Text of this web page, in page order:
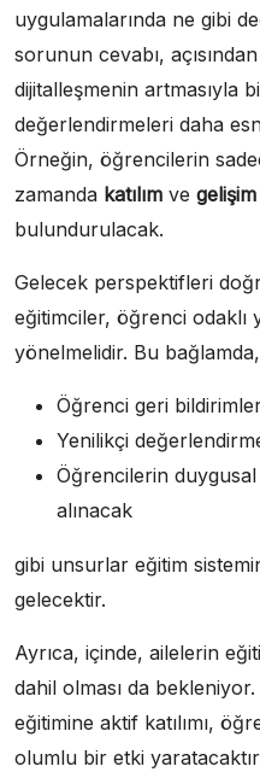
uygulamalarında ne gibi
sorunun cevabı,
dijitalleşmenin artmasıyla
değerlendirmeleri daha
Örneğin, öğrencilerin
zamanda katılım ve gelişim
bulundurulacak.
Gelecek perspektifleri
eğitimciler, öğrenci odaklı
yönelmelidir. Bu bağlamda,
Öğrenci geri
Yenilikçi
Öğrencilerin
alınacak
gibi unsurlar eğitim
gelecektir.
Ayrıca, içinde, ailelerin
dahil olması da
eğitimine aktif katılımı,
olumlu bir etki